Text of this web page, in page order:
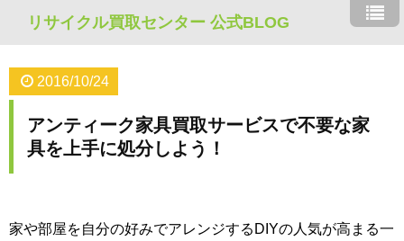
リサイクル買取センター 公式BLOG
2016/10/24
アンティーク家具買取サービスで不要な家
具を上手に処分しよう！
家や部屋を自分の好みでアレンジするDIYの人気が高まる一